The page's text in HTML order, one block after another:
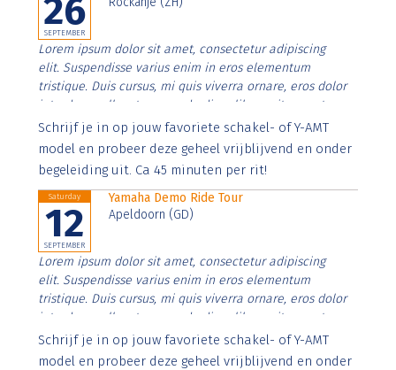
26
SEPTEMBER
Lorem ipsum dolor sit amet, consectetur adipiscing
elit. Suspendisse varius enim in eros elementum
tristique. Duis cursus, mi quis viverra ornare, eros dolor
interdum nulla, ut commodo diam libero vitae erat.
Aenean faucibus nibh et justo cursus id rutrum lorem
imperdiet. Nunc ut sem vitae risus tristique posuere.
Schrijf je in op jouw favoriete schakel- of Y-AMT
model en probeer deze geheel vrijblijvend en onder
begeleiding uit. Ca 45 minuten per rit!
Saturday
12
SEPTEMBER
Yamaha Demo Ride Tour
Apeldoorn (GD)
Lorem ipsum dolor sit amet, consectetur adipiscing
elit. Suspendisse varius enim in eros elementum
tristique. Duis cursus, mi quis viverra ornare, eros dolor
interdum nulla, ut commodo diam libero vitae erat.
Aenean faucibus nibh et justo cursus id rutrum lorem
imperdiet. Nunc ut sem vitae risus tristique posuere.
Schrijf je in op jouw favoriete schakel- of Y-AMT
model en probeer deze geheel vrijblijvend en onder